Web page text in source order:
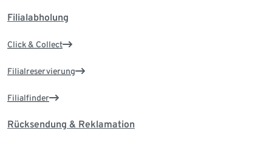
Filialabholung
Click & Collect
Filialreservierung
Filialfinder
Rücksendung & Reklamation